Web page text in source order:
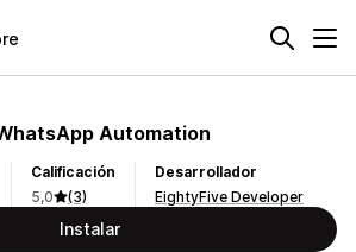
Automation
Calificación
5,0
(3)
Desarrollador
EightyFive Developer
Instalar